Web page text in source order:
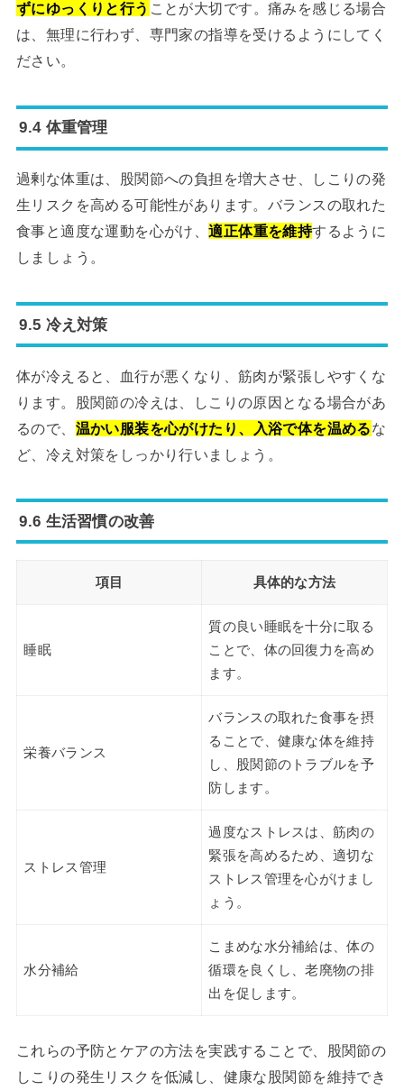
ずにゆっくりと行う ことが大切です。痛みを感じる場合
は、無理に行わず、専門家の指導を受けるようにしてく
ださい。
9.4 体重管理
過剰な体重は、股関節への負担を増大させ、しこりの発
生リスクを高める可能性があります。バランスの取れた
食事と適度な運動を心がけ、適正体重を維持するように
しましょう。
9.5 冷え対策
体が冷えると、血行が悪くなり、筋肉が緊張しやすくな
ります。股関節の冷えは、しこりの原因となる場合があ
るので、 温かい服装を心がけたり、入浴で体を温めるな
ど、冷え対策をしっかり行いましょう。
9.6 生活習慣の改善
項目 具体的な方法
睡眠
質の良い睡眠を十分に取る
ことで、体の回復力を高め
ます。
栄養バランス
バランスの取れた食事を摂
ることで、健康な体を維持
し、股関節のトラブルを予
防します。
ストレス管理
過度なストレスは、筋肉の
緊張を高めるため、適切な
ストレス管理を心がけまし
ょう。
水分補給
こまめな水分補給は、体の
循環を良くし、老廃物の排
出を促します。
これらの予防とケアの方法を実践することで、股関節の
しこりの発生リスクを低減し、健康な股関節を維持でき